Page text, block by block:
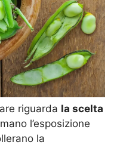
riguarda la scelta
l’esposizione
la